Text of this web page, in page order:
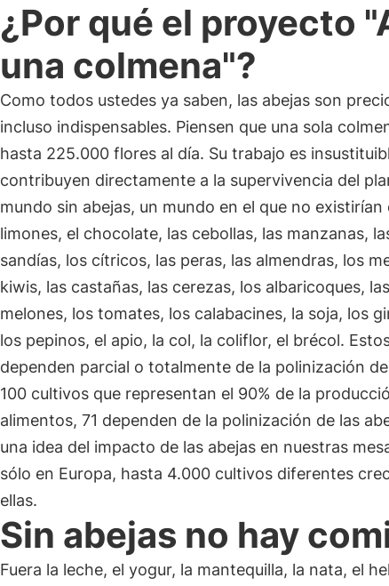
¿Por qué el proyecto
una colmena"?
Como todos ustedes ya saben, las abejas son
incluso indispensables. Piensen que una sola
hasta 225.000 flores al día. Su trabajo es
contribuyen directamente a la supervivencia del
mundo sin abejas, un mundo en el que no existirían
limones, el chocolate, las cebollas, las manzanas,
sandías, los cítricos, las peras, las almendras, los
kiwis, las castañas, las cerezas, los albaricoques,
melones, los tomates, los calabacines, la soja, los
los pepinos, el apio, la col, la coliflor, el brécol.
dependen parcial o totalmente de la polinización
100 cultivos que representan el 90% de la
alimentos, 71 dependen de la polinización de las
una idea del impacto de las abejas en nuestras
sólo en Europa, hasta 4.000 cultivos diferentes
ellas.
Sin abejas no hay
Fuera la leche, el yogur, la mantequilla, la nata, el